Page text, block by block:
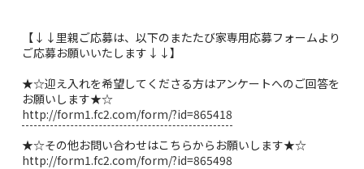
【↓↓里親ご応募は、以下のまたたび家専用応募フォームより
ご応募お願いいたします↓↓】
★☆迎え入れを希望してくださる方はアンケートへのご回答を
お願いします★☆
http://form1.fc2.com/form/?id=865418
★☆その他お問い合わせはこちらからお願いします★☆
http://form1.fc2.com/form/?id=865498